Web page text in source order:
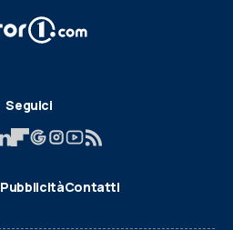
Seguici
PubblicitàContatti